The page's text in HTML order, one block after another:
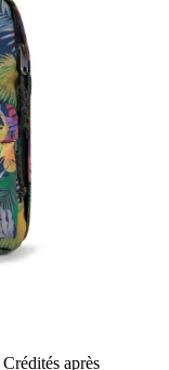
Crédités après